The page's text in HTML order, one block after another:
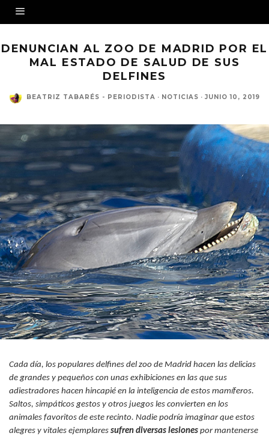
DENUNCIAN AL ZOO DE MADRID POR EL
MAL ESTADO DE SALUD DE SUS
DELFINES
BEATRIZ TABARÉS - PERIODISTA · NOTICIAS · JUNIO 10, 2019
Cada día, los populares delfines del zoo de Madrid hacen las delicias
de grandes y pequeños con unas exhibiciones en las que sus
adiestradores hacen hincapié en la inteligencia de estos mamíferos.
Saltos, simpáticos gestos y otros juegos les convierten en los
animales favoritos de este recinto. Nadie podría imaginar que estos
alegres y vitales ejemplares sufren diversas lesiones por mantenerse